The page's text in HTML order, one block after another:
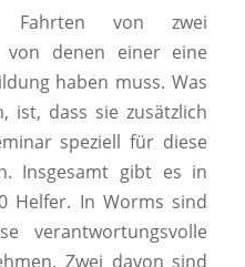
Fahrten von zwei
von denen einer eine
haben muss. Was
ist, dass sie zusätzlich
speziell für diese
Insgesamt gibt es in
Helfer. In Worms sind
verantwortungsvolle
Zwei davon sind